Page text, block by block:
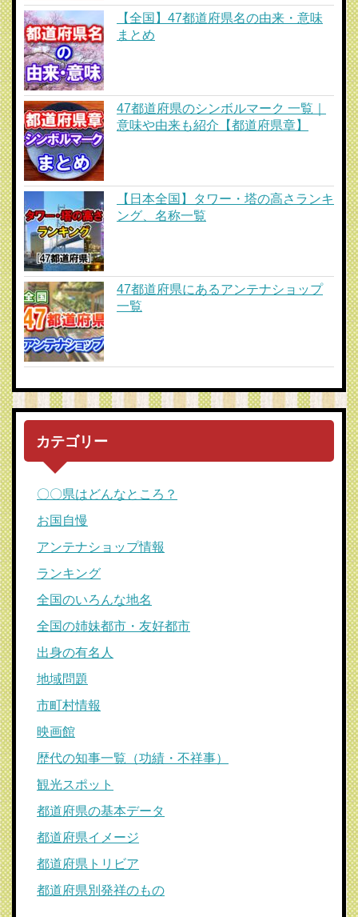
【全国】47都道府県名の由来・意味
まとめ
47都道府県のシンボルマーク 一覧｜
意味や由来も紹介【都道府県章】
【日本全国】タワー・塔の高さランキ
ング、名称一覧
47都道府県にあるアンテナショップ
一覧
カテゴリー
〇〇県はどんなところ？
お国自慢
アンテナショップ情報
ランキング
全国のいろんな地名
全国の姉妹都市・友好都市
出身の有名人
地域問題
市町村情報
映画館
歴代の知事一覧（功績・不祥事）
観光スポット
都道府県の基本データ
都道府県イメージ
都道府県トリビア
都道府県別発祥のもの